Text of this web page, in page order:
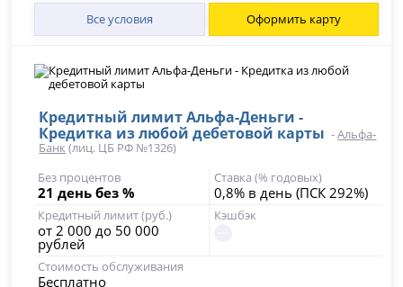
Все условия Оформить карту
Кредитный лимит Альфа-Деньги -
Кредитка из любой дебетовой карты -Альфа-
Банк (лиц. ЦБ РФ №1326)
Без процентов
21 день без %
Ставка (% годовых)
0,8% в день (ПСК 292%)
Кредитный лимит (руб.)
от 2 000 до 50 000
рублей
Кэшбэк
Стоимость обслуживания
Бесплатно